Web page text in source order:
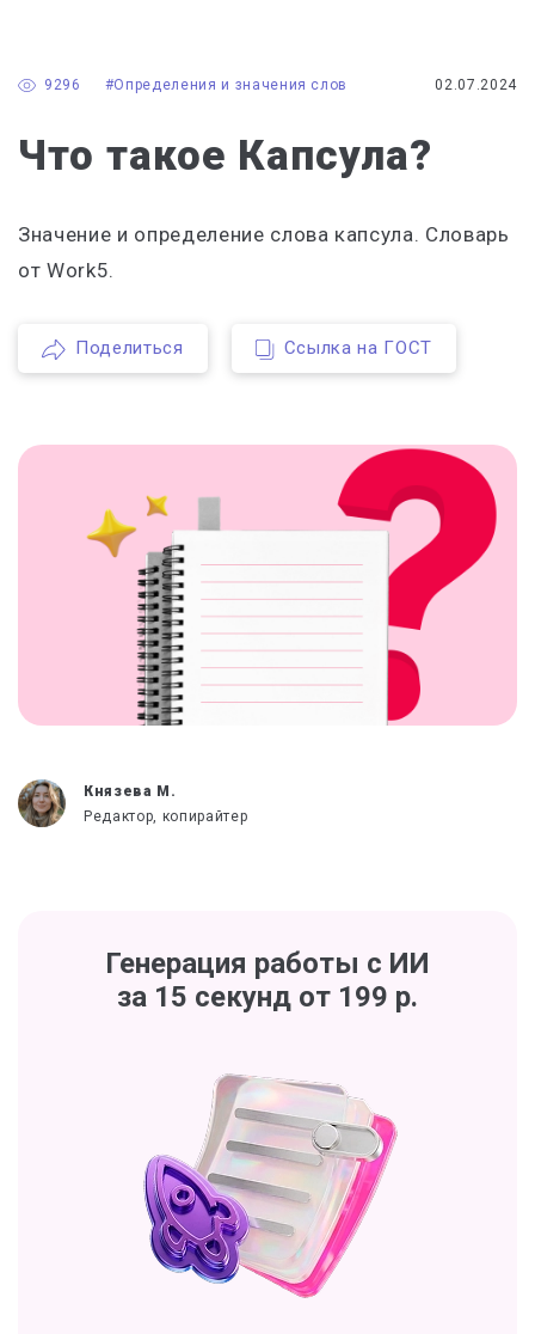
02.07.2024
#Определения и значения слов
9296
Что такое Капсула?
Значение и определение слова капсула. Словарь
от Work5.
Поделиться Ссылка на ГОСТ
Князева М.
Редактор, копирайтер
Генерация работы с ИИ
за 15 секунд от 199 р.